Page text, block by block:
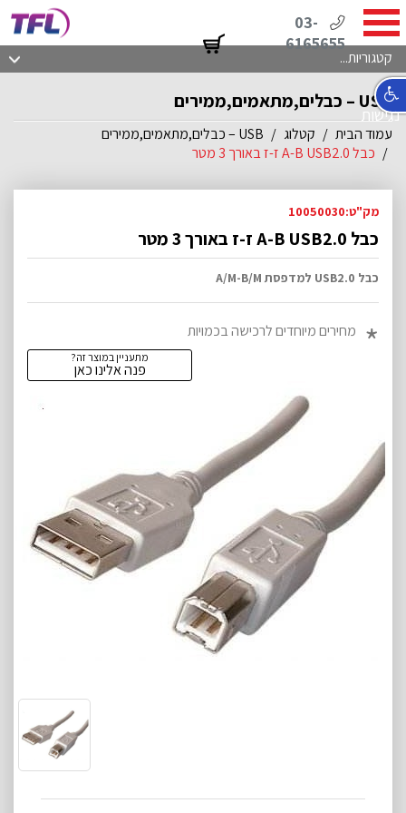
03-
6165655
קטגוריות...
USB – כבלים,מתאמים,ממירים
עמוד הבית קטלוג
USB – כבלים,מתאמים,ממירים
כבל A-B USB2.0 ז-ז באורך 3 מטר
מק"ט:10050030
כבל A-B USB2.0 ז-ז באורך 3 מטר
כבל USB2.0 למדפסת A/M-B/M
מחירים מיוחדים לרכישה בכמויות
מתעניין במוצר זה?
פנה אלינו כאן
נגישות